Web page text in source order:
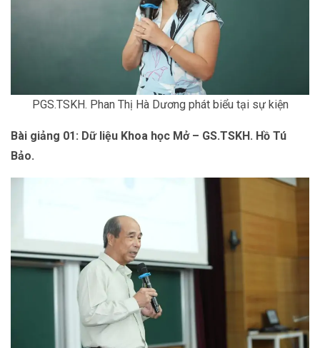
PGS.TSKH. Phan Thị Hà Dương phát biểu tại sự kiện
Bài giảng 01: Dữ liệu Khoa học Mở – GS.TSKH. Hồ Tú
Bảo.